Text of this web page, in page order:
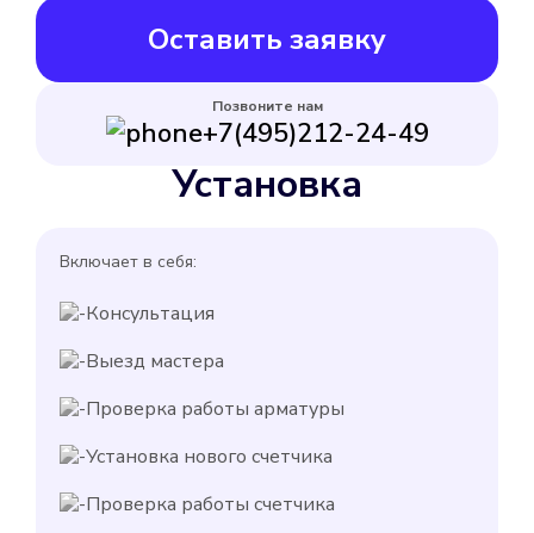
Установка
Включает в себя:
Консультация
Выезд мастера
Проверка работы арматуры
Установка нового счетчика
Проверка работы счетчика
Оставить заявку
Позвоните нам
+7(495)212-24-49